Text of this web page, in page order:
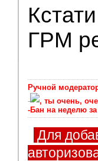
ГРМ
Ручной
-
, ты очень,
-Бан на неделю
Для